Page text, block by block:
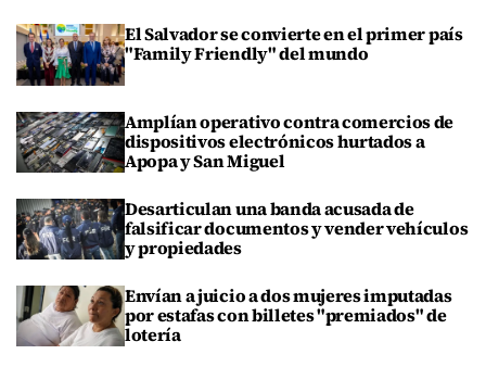
El Salvador se convierte en el primer país
"Family Friendly" del mundo
Amplían operativo contra comercios de
dispositivos electrónicos hurtados a
Apopa y San Miguel
Desarticulan una banda acusada de
falsificar documentos y vender vehículos
y propiedades
Envían a juicio a dos mujeres imputadas
por estafas con billetes "premiados" de
lotería